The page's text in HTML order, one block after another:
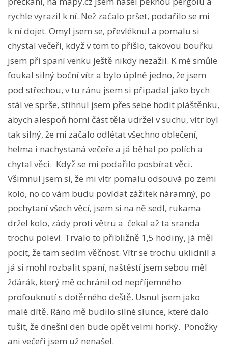
rychle vyrazil k ní. Než začalo pršet, podařilo se mi
k ní dojet. Omyl jsem se, převléknul a pomalu si
chystal večeři, když v tom to přišlo, takovou bouřku
jsem při spaní venku ještě nikdy nezažil. K mé smůle
foukal silný boční vítr a bylo úplně jedno, že jsem
pod střechou, v tu ránu jsem si připadal jako bych
stál ve sprše, stihnul jsem přes sebe hodit pláštěnku,
abych alespoň horní část těla udržel v suchu, vítr byl
tak silný, že mi začalo odlétat všechno oblečení,
helma i nachystaná večeře a já běhal po polích a
chytal věci. Když se mi podařilo posbírat věci.
Všimnul jsem si, že mi vítr pomalu odsouvá po zemi
kolo, no co vám budu povídat zážitek náramný, po
pochytaní všech věcí, jsem si na ně sedl, rukama
držel kolo, zády proti větru a čekal až ta sranda
trochu poleví. Trvalo to přibližně 1,5 hodiny, já měl
pocit, že tam sedím věčnost. Vítr se trochu uklidnil a
já si mohl rozbalit spaní, naštěstí jsem sebou měl
žďárák, který mě ochránil od nepříjemného
profouknutí s dotěrného deště. Usnul jsem jako
malé dítě. Ráno mě budilo silné slunce, které dalo
tušit, že dnešní den bude opět velmi horký. Ponožky
ani večeři jsem už nenašel.